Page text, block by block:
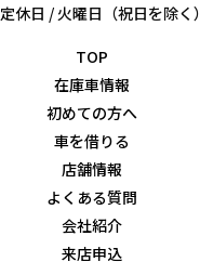
定休日 / 火曜日（祝日を除く）
TOP
在庫車情報
初めての方へ
車を借りる
店舗情報
よくある質問
会社紹介
来店申込